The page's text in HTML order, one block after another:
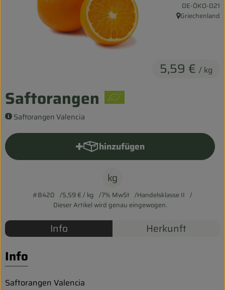
Entspannt durch die FERIEN
Obst & Gemüse
Vorratskammer
Getränke
Biohof erleben
Biokorb so geht`s
Firmenkunden
Saftorangen
Saftorangen Valencia
5,59 € / kg
, Kontrollstelle:
DE-ÖKO-021
, Herkunft:
Griechenland
hinzufügen
Produkt zum Warenkorb
kg
#8420 5,59 €/ kg 7% MwSt
Handelsklasse II
Dieser Artikel wird genau eingewogen.
Info Herkunft
Info
Saftorangen Valencia